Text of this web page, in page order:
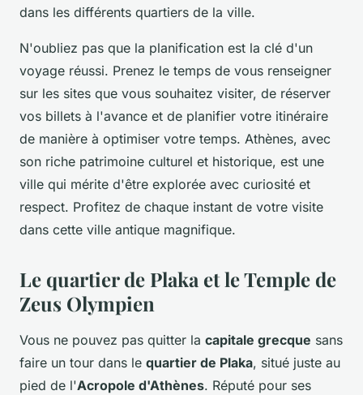
dans les différents quartiers de la ville.
N'oubliez pas que la planification est la clé d'un
voyage réussi. Prenez le temps de vous renseigner
sur les sites que vous souhaitez visiter, de réserver
vos billets à l'avance et de planifier votre itinéraire
de manière à optimiser votre temps. Athènes, avec
son riche patrimoine culturel et historique, est une
ville qui mérite d'être explorée avec curiosité et
respect. Profitez de chaque instant de votre visite
dans cette ville antique magnifique.
Le quartier de Plaka et le Temple de
Zeus Olympien
Vous ne pouvez pas quitter la capitale grecque sans
faire un tour dans le quartier de Plaka, situé juste au
pied de l'Acropole d'Athènes. Réputé pour ses